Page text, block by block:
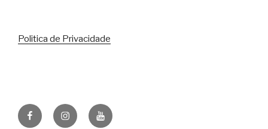
Politica de Privacidade
FacebookInstagramYoutube